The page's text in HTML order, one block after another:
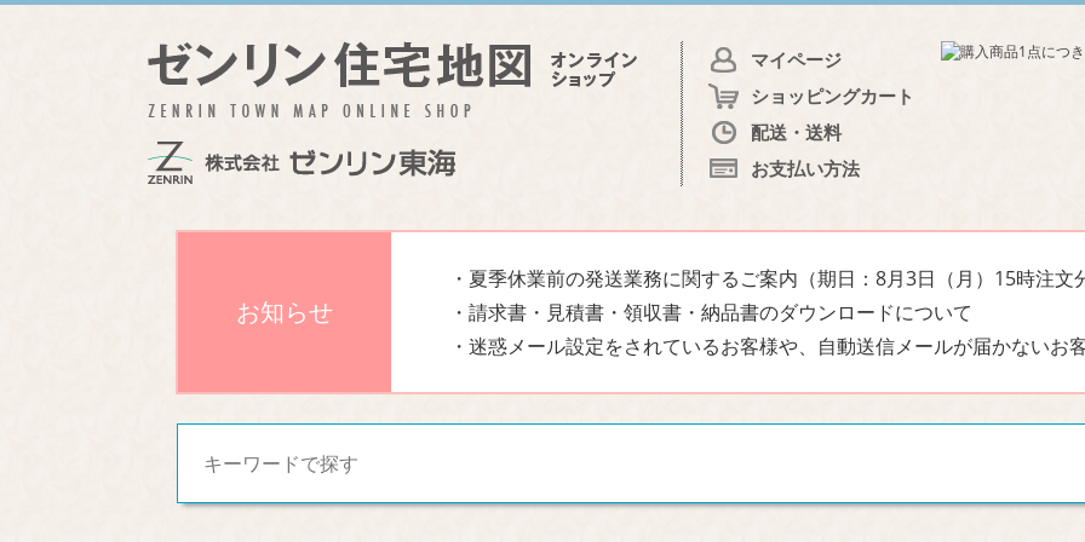
マイページ
ショッピングカート
配送・送料
お支払い方法
お知らせ
・夏季休業前の発送業務に関するご案内（期日：8月3日（月）15時注文
・請求書・見積書・領収書・納品書のダウンロードについて
・迷惑メール設定をされているお客様や、自動送信メールが届かないお